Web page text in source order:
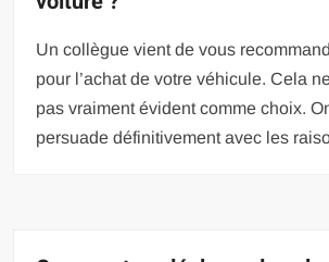
Un collègue vient de vous
pour l’achat de votre véhicule. Cela
pas vraiment évident comme choix.
persuade définitivement avec les